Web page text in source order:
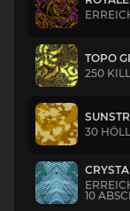
TOPO
250
30
10